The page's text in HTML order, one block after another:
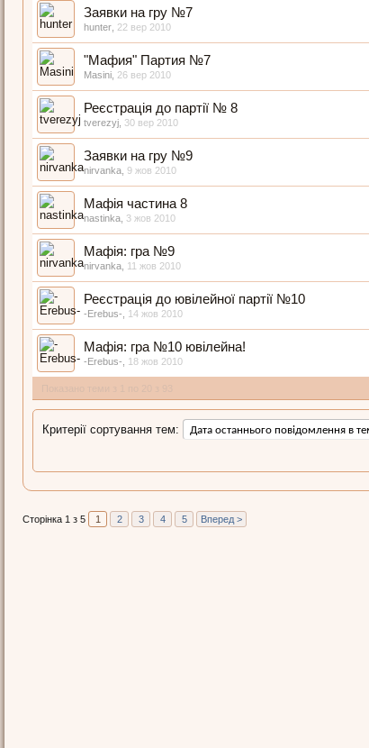
Заявки на гру №7
hunter 22 вер 2010
"Мафия" Партия №7
Masini 26 вер 2010
Реєстрація до партії № 8
tverezyj 30 вер 2010
Заявки на гру №9
nirvanka 9 жов 2010
Мафія частина 8
nastinka 3 жов 2010
Мафія: гра №9
nirvanka 11 жов 2010
Реєстрація до ювілейної партії №10
-Erebus- 14 жов 2010
Мафія: гра №10 ювілейна!
-Erebus- 18 жов 2010
Критерії сортування тем:
Сторінка 1 з 5 1 2 3 4 5 Вперед >